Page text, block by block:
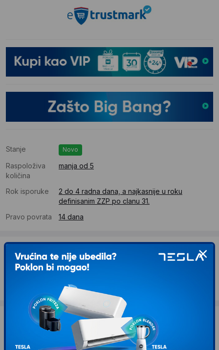
Stanje Novo
Raspoloživa
količina
manja od 5
Rok isporuke
2 do 4 radna dana, a najkasnije u roku
definisanim ZZP po clanu 31.
Pravo povrata
14 dana
Standardna dostava se očekuje u roku od 2 do 4 radna
dana
Troskovi dostave 490 RSD
Želite li ponudu za firmu?